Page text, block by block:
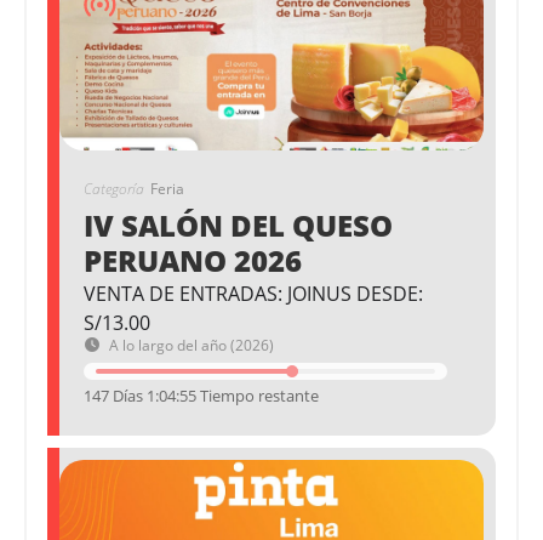
Categoría Feria
IV SALÓN DEL QUESO
PERUANO 2026
VENTA DE ENTRADAS: JOINUS DESDE:
S/13.00
A lo largo del año (2026)
147 Días 1:04:55 Tiempo restante